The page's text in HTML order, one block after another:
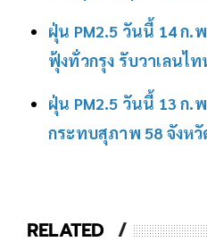
ฝุ่น PM2.5 วันนี้ 14 ก.
ฟุ้งทั่วกรุง รับวาเลนไท
ฝุ่น PM2.5 วันนี้ 13 ก.
กระทบสุภาพ 58 จังหวั
RELATED